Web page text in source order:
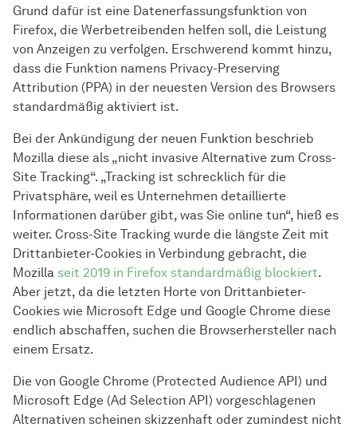
Grund dafür ist eine Datenerfassungsfunktion von
Firefox, die Werbetreibenden helfen soll, die Leistung
von Anzeigen zu verfolgen. Erschwerend kommt hinzu,
dass die Funktion namens Privacy-Preserving
Attribution (PPA) in der neuesten Version des Browsers
standardmäßig aktiviert ist.
Bei der Ankündigung der neuen Funktion beschrieb
Mozilla diese als „nicht invasive Alternative zum Cross-
Site Tracking“. „Tracking ist schrecklich für die
Privatsphäre, weil es Unternehmen detaillierte
Informationen darüber gibt, was Sie online tun“, hieß es
weiter. Cross-Site Tracking wurde die längste Zeit mit
Drittanbieter-Cookies in Verbindung gebracht, die
Mozilla seit 2019 in Firefox standardmäßig blockiert.
Aber jetzt, da die letzten Horte von Drittanbieter-
Cookies wie Microsoft Edge und Google Chrome diese
endlich abschaffen, suchen die Browserhersteller nach
einem Ersatz.
Die von Google Chrome (Protected Audience API) und
Microsoft Edge (Ad Selection API) vorgeschlagenen
Alternativen scheinen skizzenhaft oder zumindest nicht